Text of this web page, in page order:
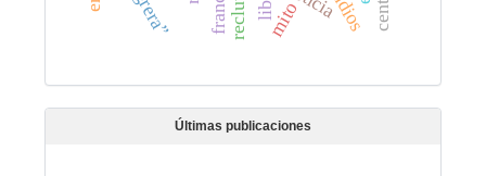
mito
Últimas publicaciones